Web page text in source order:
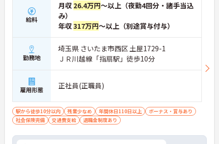
給料
月収 26.4万円～以上（夜勤4回分・諸手当込
み）
年収317万円～以上（別途賞与付与）
勤務地
埼玉県 さいたま市西区 土屋1729-1
ＪＲ川越線「指扇駅」徒歩10分
雇用形態 正社員(正職員)
駅から徒歩10分以内 残業少なめ 年間休日110日以上
ボーナス・賞与あり
社会保険完備
交通費支給 退職金制度あり